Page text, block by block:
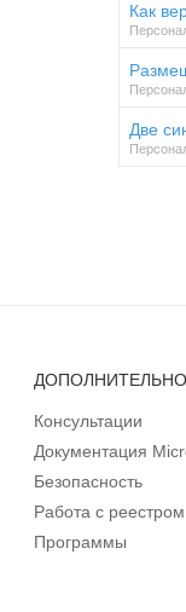
Как
Две
ДОПОЛНИТЕЛЬНО
Консультации
Документация
Безопасность
Работа с реестром
Программы